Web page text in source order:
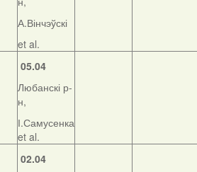
А.Вінчэўскі
et al.
05.04
Любанскі р-
н,
І.Самусенка
et al.
02.04